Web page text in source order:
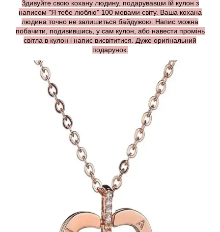
Здивуйте свою кохану людину, подарувавши їй кулон з
написом "Я тебе люблю" 100 мовами світу. Ваша кохана
людина точно не залишиться байдужою. Напис можна
побачити, подивившись, у сам кулон, або навести промінь
світла в кулон і напис висвітитися. Дуже оригінальний
подарунок.